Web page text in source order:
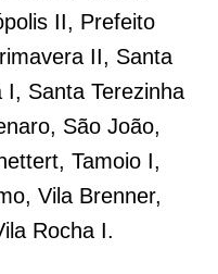
II, Prefeito
II, Santa
I, Santa Terezinha
São João,
Tamoio I,
Vila Brenner,
Rocha I.